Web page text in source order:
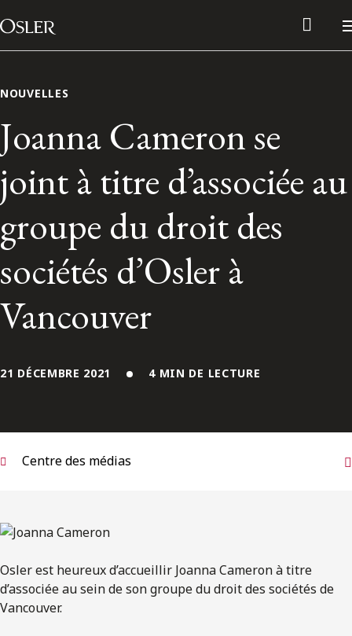
Passer au contenu
Main Navigation
Contactez-nous
S’abonner
NOUVELLES
Joanna Cameron se
joint à titre d’associée au
groupe du droit des
sociétés d’Osler à
Vancouver
21 DÉCEMBRE 2021 4 MIN DE LECTURE
Centre des médias
Osler est heureux d’accueillir Joanna Cameron à titre
d’associée au sein de son groupe du droit des sociétés de
Vancouver.